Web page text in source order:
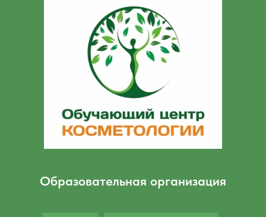
Образовательная организация